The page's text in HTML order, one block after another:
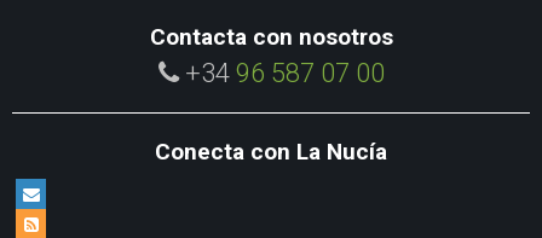
Contacta con nosotros
+34 96 587 07 00
Conecta con La Nucía